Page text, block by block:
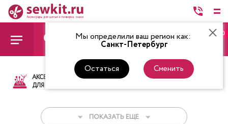
Мы определили ваш регион как:
Санкт-Петербург
Остаться Сменить
0
АКСЕССУАРЫ
ДЛЯ ШИТЬЯ
ТКАНИ НИТКИ
ПОКАЗАТЬ ЕЩЕ